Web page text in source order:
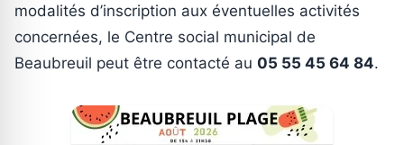
modalités d’inscription aux éventuelles activités
concernées, le Centre social municipal de
Beaubreuil peut être contacté au 05 55 45 64 84.